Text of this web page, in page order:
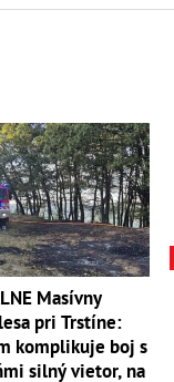
Masívny
pri Trstíne:
komplikuje boj s
silný vietor, na